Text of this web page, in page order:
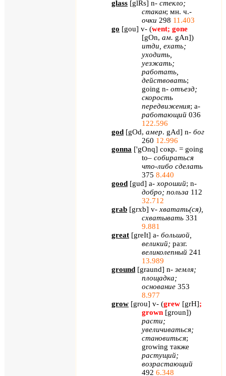
glass [glRs] n- стекло;
стакан; мн. ч.-
очки 298 11.403
go [gou] v- (went; gone
[gOn, ам. gAn])
итди, ехать;
уходить,
уезжать;
работать,
действовать;
going n- отъезд;
скорость
передвижения; a-
работающий 036
122.596
god [gOd, амер. gAd] n- бог
260 12.996
gonna ['gOnq] сокр. = going
to– собираться
что-либо сделать
375 8.440
good [gud] a- хороший; n-
добро; польза 112
32.712
grab [grxb] v- хватать(ся),
схватывать 331
9.881
great [greIt] a- большой,
великий; разг.
великолепный 241
13.989
ground [graund] n- земля;
площадка;
основание 353
8.977
grow [grou] v- (grew [grH];
grown [groun])
расти;
увеличиваться;
становиться;
growing также
растущий;
возрастающий
492 6.348